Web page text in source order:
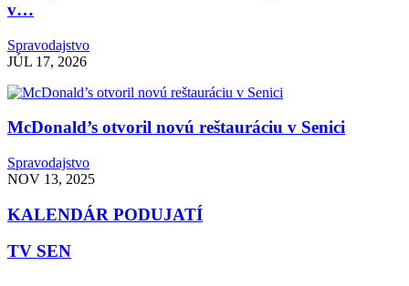
v…
Spravodajstvo
JÚL 17, 2026
McDonald’s otvoril novú reštauráciu v Senici
Spravodajstvo
NOV 13, 2025
KALENDÁR PODUJATÍ
TV SEN